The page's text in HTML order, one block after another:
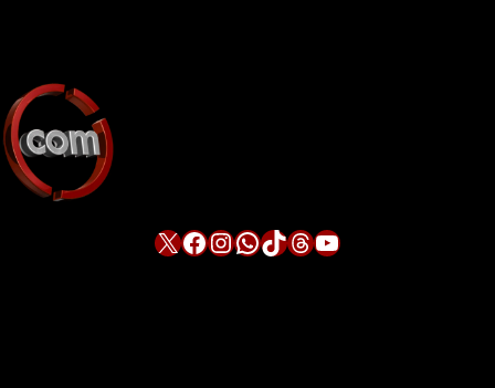
X Facebook InstagramWhatsApp TikTok Threads YouTube